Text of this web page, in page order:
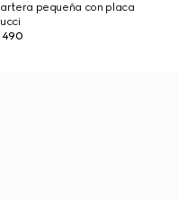
pequeña con placa
490